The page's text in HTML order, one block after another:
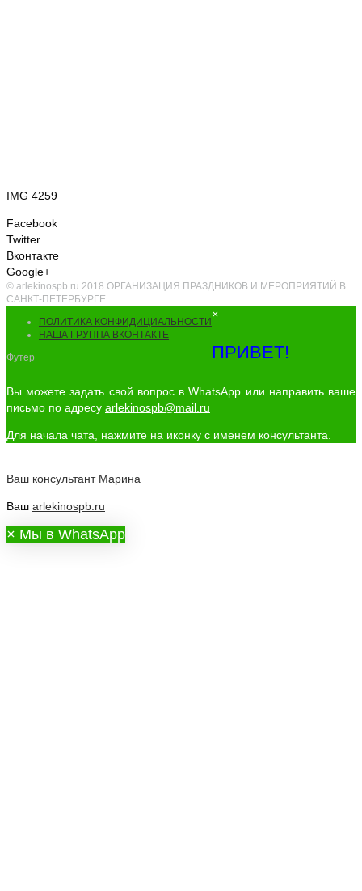
IMG 4259
Facebook
Twitter
Вконтакте
Google+
© arlekinospb.ru 2018 ОРГАНИЗАЦИЯ ПРАЗДНИКОВ И МЕРОПРИЯТИЙ В
САНКТ-ПЕТЕРБУРГЕ.
ПОЛИТИКА КОНФИДИЦИАЛЬНОСТИ
НАША ГРУППА ВКОНТАКТЕ
Футер
×
ПРИВЕТ!
Вы можете задать свой вопрос в WhatsApp или направить ваше
письмо по адресу arlekinospb@mail.ru
Для начала чата, нажмите на иконку с именем консультанта.
Ваш консультант Марина
Ваш arlekinospb.ru
× Мы в WhatsApp